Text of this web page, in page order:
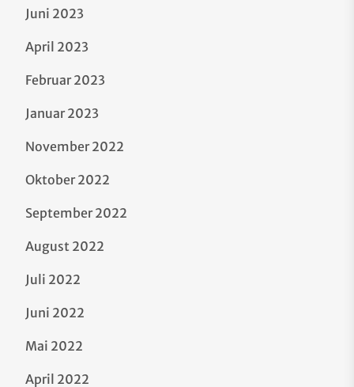
Juni 2023
April 2023
Februar 2023
Januar 2023
November 2022
Oktober 2022
September 2022
August 2022
Juli 2022
Juni 2022
Mai 2022
April 2022